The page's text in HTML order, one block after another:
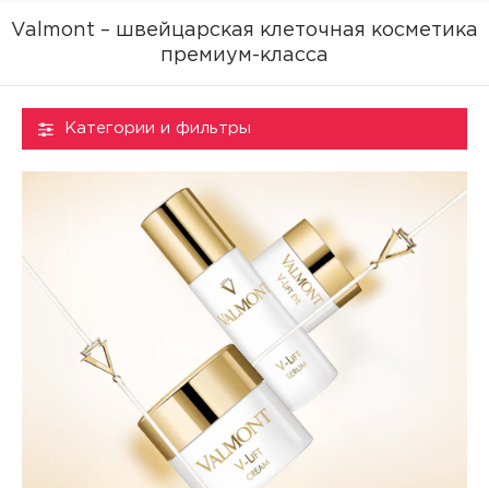
Valmont – швейцарская клеточная косметика
премиум-класса
Категории и фильтры